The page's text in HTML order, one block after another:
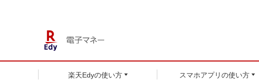
楽天Edyの使い方 スマホアプリの使い方